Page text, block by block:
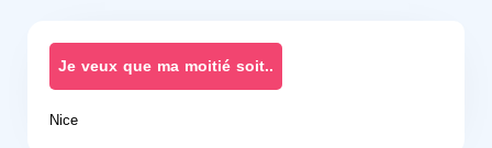
Je veux que ma moitié soit..
Nice